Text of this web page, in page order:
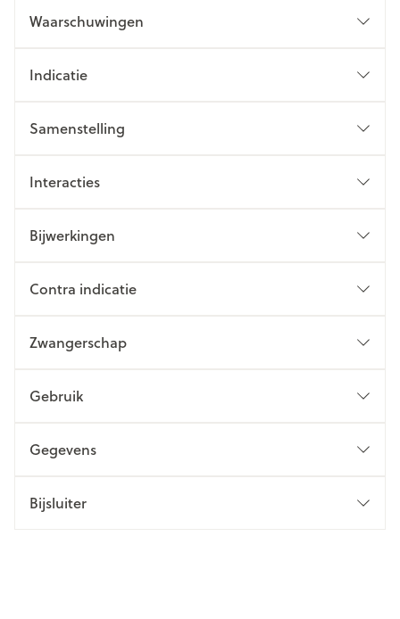
Waarschuwingen
Indicatie
Samenstelling
Interacties
Bijwerkingen
Contra indicatie
Zwangerschap
Gebruik
Gegevens
Bijsluiter